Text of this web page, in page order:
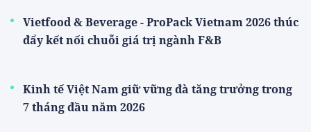
Vietfood & Beverage - ProPack Vietnam 2026 thúc
đẩy kết nối chuỗi giá trị ngành F&B
Kinh tế Việt Nam giữ vững đà tăng trưởng trong
7 tháng đầu năm 2026